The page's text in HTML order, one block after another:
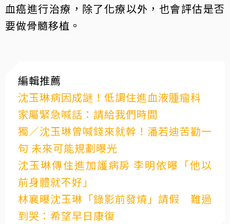
血癌進行治療，除了化療以外，也會評估是否
要做骨髓移植。
編輯推薦
沈玉琳病因成謎！低調住進血液腫瘤科
家屬緊急喊話：請給我們時間
獨／沈玉琳曾喊錢來就幹！潘若迪苦勸一
句 未來可能規劃曝光
沈玉琳傳住進加護病房 李明依曝「他以
前身體就不好」
林襄曝沈玉琳「錄影前發燒」請假 難過
到哭：希望早日康復